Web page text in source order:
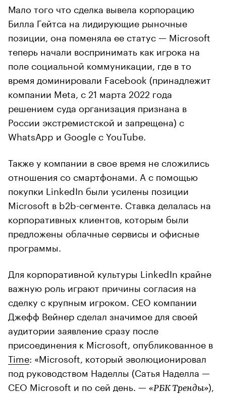
Мало того что сделка вывела корпорацию
Билла Гейтса на лидирующие рыночные
позиции, она поменяла ее статус — Microsoft
теперь начали воспринимать как игрока на
поле социальной коммуникации, где в то
время доминировали Facebook (принадлежит
компании Meta, с 21 марта 2022 года
решением суда организация признана в
России экстремистской и запрещена) с
WhatsApp и Google с YouTube.
Также у компании в свое время не сложились
отношения со смартфонами. А с помощью
покупки LinkedIn были усилены позиции
Microsoft в b2b-сегменте. Ставка делалась на
корпоративных клиентов, которым были
предложены облачные сервисы и офисные
программы.
Для корпоративной культуры LinkedIn крайне
важную роль играют причины согласия на
сделку с крупным игроком. CEO компании
Джефф Вейнер сделал значимое для своей
аудитории заявление сразу после
присоединения к Microsoft, опубликованное в
Time: «Microsoft, который эволюционировал
под руководством Наделлы (Сатья Наделла —
CEO Microsoft и по сей день. — «РБК Тренды»),